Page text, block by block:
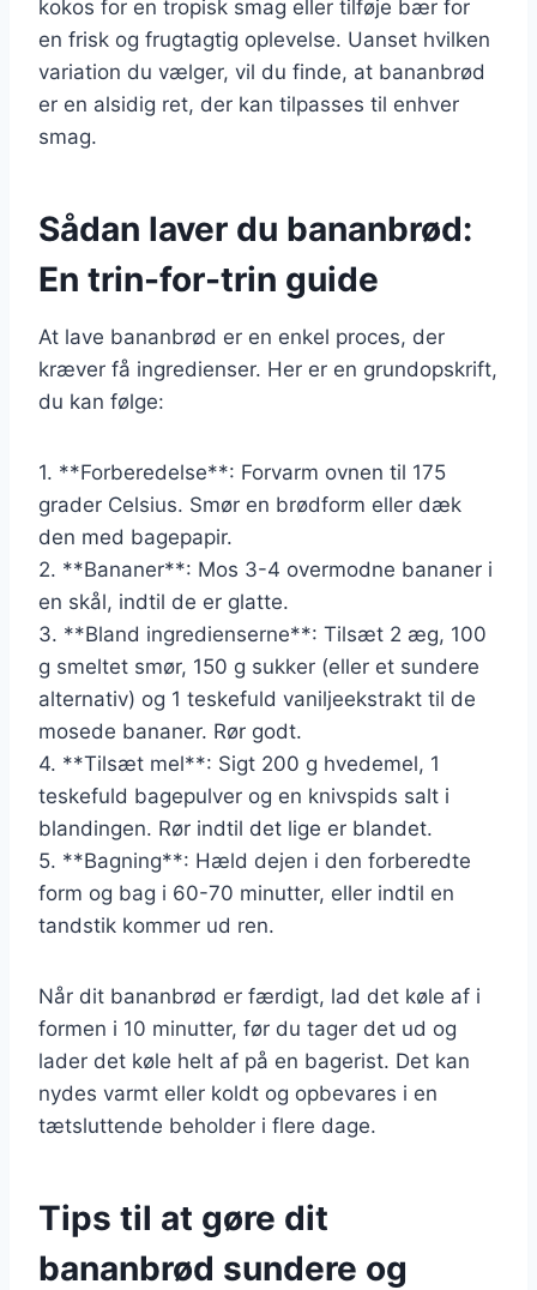
kokos for en tropisk smag eller tilføje bær for
en frisk og frugtagtig oplevelse. Uanset hvilken
variation du vælger, vil du finde, at bananbrød
er en alsidig ret, der kan tilpasses til enhver
smag.
Sådan laver du bananbrød:
En trin-for-trin guide
At lave bananbrød er en enkel proces, der
kræver få ingredienser. Her er en grundopskrift,
du kan følge:
1. **Forberedelse**: Forvarm ovnen til 175
grader Celsius. Smør en brødform eller dæk
den med bagepapir.
2. **Bananer**: Mos 3-4 overmodne bananer i
en skål, indtil de er glatte.
3. **Bland ingredienserne**: Tilsæt 2 æg, 100
g smeltet smør, 150 g sukker (eller et sundere
alternativ) og 1 teskefuld vaniljeekstrakt til de
mosede bananer. Rør godt.
4. **Tilsæt mel**: Sigt 200 g hvedemel, 1
teskefuld bagepulver og en knivspids salt i
blandingen. Rør indtil det lige er blandet.
5. **Bagning**: Hæld dejen i den forberedte
form og bag i 60-70 minutter, eller indtil en
tandstik kommer ud ren.
Når dit bananbrød er færdigt, lad det køle af i
formen i 10 minutter, før du tager det ud og
lader det køle helt af på en bagerist. Det kan
nydes varmt eller koldt og opbevares i en
tætsluttende beholder i flere dage.
Tips til at gøre dit
bananbrød sundere og